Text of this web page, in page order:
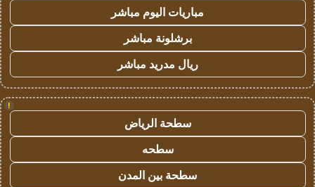
مباريات اليوم مباشر
برشلونة مباشر
ريال مدريد مباشر
!
سطحة الرياض
سطحه
سطحة بين المدن